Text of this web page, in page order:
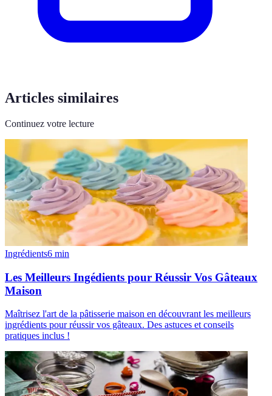
Articles similaires
Continuez votre lecture
Ingrédients6 min
Les Meilleurs Ingédients pour Réussir Vos Gâteaux
Maison
Maîtrisez l'art de la pâtisserie maison en découvrant les meilleurs
ingrédients pour réussir vos gâteaux. Des astuces et conseils
pratiques inclus !